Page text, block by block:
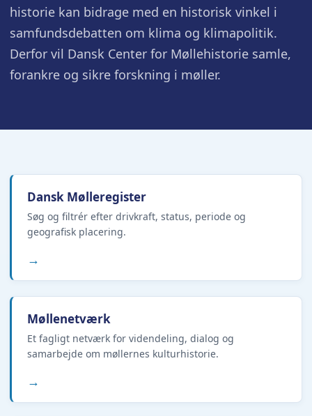
historie kan bidrage med en historisk vinkel i
samfundsdebatten om klima og klimapolitik.
Derfor vil Dansk Center for Møllehistorie samle,
forankre og sikre forskning i møller.
Dansk Mølleregister
Søg og filtrér efter drivkraft, status, periode og
geografisk placering.
→
Møllenetværk
Et fagligt netværk for videndeling, dialog og
samarbejde om møllernes kulturhistorie.
→